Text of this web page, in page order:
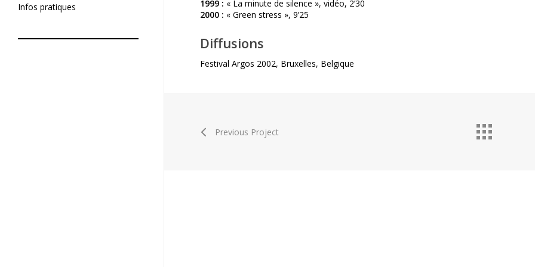
De tournage
De post-production
Infos pratiques 1999 : « La minute de silence », vidéo, 2’30
2000 : « Green stress », 9’25
Diffusions
Festival Argos 2002, Bruxelles, Belgique
Previous Project